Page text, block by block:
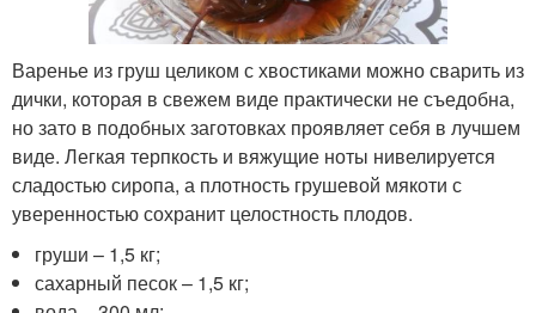
Варенье из груш целиком с хвостиками можно сварить из
дички, которая в свежем виде практически не съедобна,
но зато в подобных заготовках проявляет себя в лучшем
виде. Легкая терпкость и вяжущие ноты нивелируется
сладостью сиропа, а плотность грушевой мякоти с
уверенностью сохранит целостность плодов.
груши – 1,5 кг;
сахарный песок – 1,5 кг;